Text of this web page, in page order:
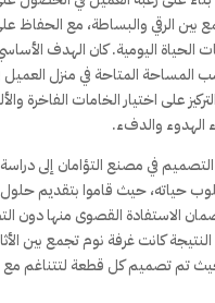
بين الرقي والبساطة، مع الحفاظ
الحياة اليومية. كان الهدف
المساحة المتاحة في منزل
على اختيار الخامات الفاخرة
والدفء.
في مصنع التؤامان إلى
حياته، حيث قاموا بتقديم
الاستفادة القصوى منها دون
النتيجة كانت غرفة نوم تجمع بين
تم تصميم كل قطعة لتتناغم